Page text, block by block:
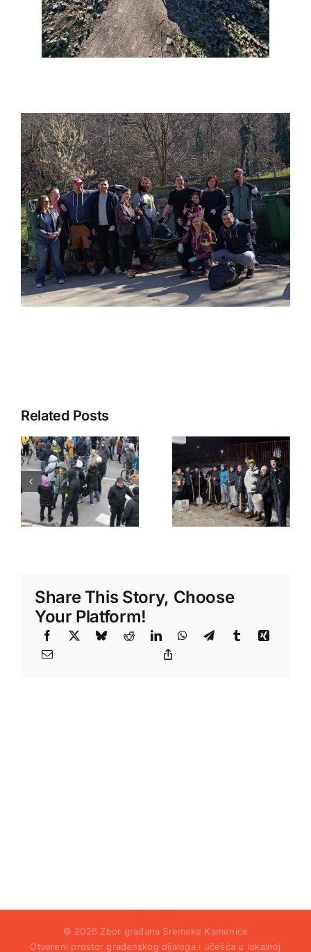
Related Posts
Naše
glasilo je
ugledalo
svetlost
Share This Story, Choose
Your Platform!
© 2026 Zbor građana Sremske Kamenice
Otvoreni prostor građanskog dijaloga i učešća u lokalnoj